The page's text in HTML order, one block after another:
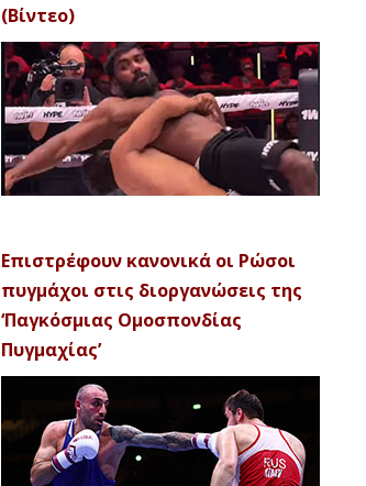
(Βίντεο)
Επιστρέφουν κανονικά οι Ρώσοι
πυγμάχοι στις διοργανώσεις της
‘Παγκόσμιας Ομοσπονδίας
Πυγμαχίας’